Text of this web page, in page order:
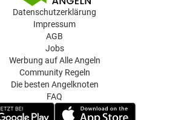
Datenschutzerklärung
Impressum
AGB
Jobs
Werbung auf Alle Angeln
Community Regeln
Die besten Angelknoten
FAQ